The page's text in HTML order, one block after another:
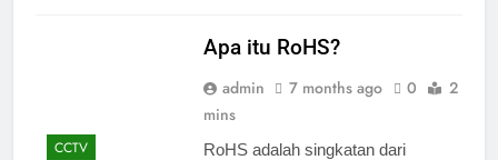
CCTV
Apa itu RoHS?
admin 7 months ago 0
2
mins
RoHS adalah singkatan dari